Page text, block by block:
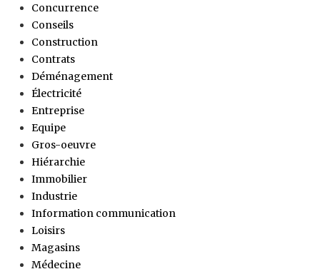
Concurrence
Conseils
Construction
Contrats
Déménagement
Électricité
Entreprise
Equipe
Gros-oeuvre
Hiérarchie
Immobilier
Industrie
Information communication
Loisirs
Magasins
Médecine